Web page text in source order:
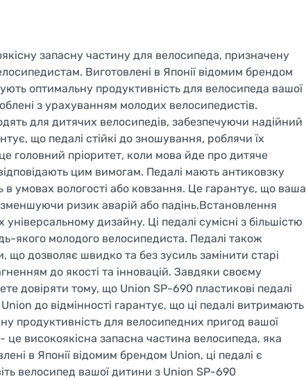
запасну частину для велосипеда, призначену
Виготовлені в Японії відомим брендом
оптимальну продуктивність для велосипеда вашої
з урахуванням молодих велосипедистів.
для дитячих велосипедів, забезпечуючи надійний
що педалі стійкі до зношування, роблячи їх
головний пріоритет, коли мова йде про дитяче
цим вимогам. Педалі мають антиковзку
умовах вологості або ковзання. Це гарантує, що ваша
зменшуючи ризик аварій або падінь.Встановлення
дизайну. Ці педалі сумісні з більшістю
якого молодого велосипедиста. Педалі також
що дозволяє швидко та без зусиль замінити старі
до якості та інновацій. Завдяки своєму
довіряти тому, що Union SP-690 пластикові педалі
до відмінності гарантує, що ці педалі витримають
продуктивність для велосипедних пригод вашої
високоякісна запасна частина велосипеда, яка
в Японії відомим брендом Union, ці педалі є
велосипед вашої дитини з Union SP-690